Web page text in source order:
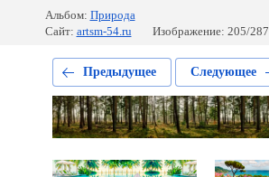
Альбом: Природа
Сайт: artsm-54.ru Изображение: 205/287
Предыдущее Следующее